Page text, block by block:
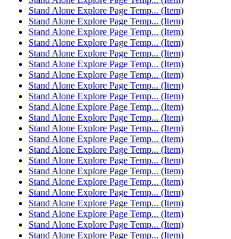
Stand Alone Explore Page Temp... (Item)
Stand Alone Explore Page Temp... (Item)
Stand Alone Explore Page Temp... (Item)
Stand Alone Explore Page Temp... (Item)
Stand Alone Explore Page Temp... (Item)
Stand Alone Explore Page Temp... (Item)
Stand Alone Explore Page Temp... (Item)
Stand Alone Explore Page Temp... (Item)
Stand Alone Explore Page Temp... (Item)
Stand Alone Explore Page Temp... (Item)
Stand Alone Explore Page Temp... (Item)
Stand Alone Explore Page Temp... (Item)
Stand Alone Explore Page Temp... (Item)
Stand Alone Explore Page Temp... (Item)
Stand Alone Explore Page Temp... (Item)
Stand Alone Explore Page Temp... (Item)
Stand Alone Explore Page Temp... (Item)
Stand Alone Explore Page Temp... (Item)
Stand Alone Explore Page Temp... (Item)
Stand Alone Explore Page Temp... (Item)
Stand Alone Explore Page Temp... (Item)
Stand Alone Explore Page Temp... (Item)